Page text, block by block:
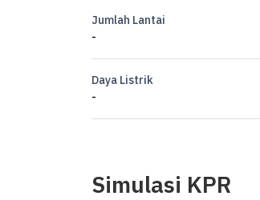
Jumlah Lantai
-
Daya Listrik
-
Simulasi KPR